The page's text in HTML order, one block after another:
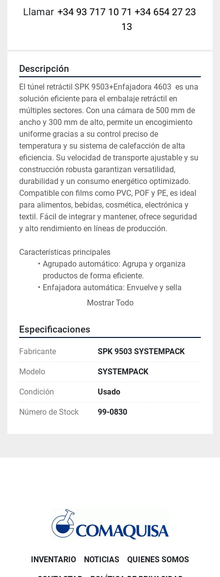
Llamar +34 93 717 10 71 +34 654 27 23
13
Descripción
El túnel retráctil SPK 9503+Enfajadora 4603  es una
solución eficiente para el embalaje retráctil en
múltiples sectores. Con una cámara de 500 mm de
ancho y 300 mm de alto, permite un encogimiento
uniforme gracias a su control preciso de
temperatura y su sistema de calefacción de alta
eficiencia. Su velocidad de transporte ajustable y su
construcción robusta garantizan versatilidad,
durabilidad y un consumo energético optimizado.
Compatible con films como PVC, POF y PE, es ideal
para alimentos, bebidas, cosmética, electrónica y
textil. Fácil de integrar y mantener, ofrece seguridad
y alto rendimiento en líneas de producción.
Características principales
Agrupado automático: Agrupa y organiza
productos de forma eficiente.
Enfajadora automática: Envuelve y sella
productos con film retráctil.
Zona de enfriamiento: Enfría el producto
enfajadora para su manipulación segura.
continuo y eficiente.
Construcción robusta: Fabricada con
materiales resistentes para mayor
Alto rendimiento: Empaquetado rápido y
Mostrar Todo
Especificaciones
Fabricante SPK 9503 SYSTEMPACK
Modelo SYSTEMPACK
Condición Usado
Número de Stock 99-0830
INVENTARIO NOTICIAS QUIENES SOMOS